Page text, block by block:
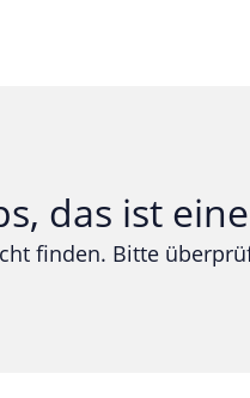
& Beauty
Mobilfunk & Internet
das ist
finden. Bitte